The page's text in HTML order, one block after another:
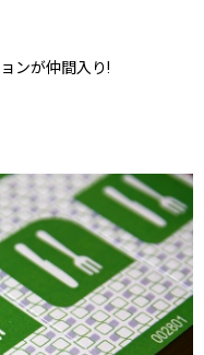
ンが仲間入り!